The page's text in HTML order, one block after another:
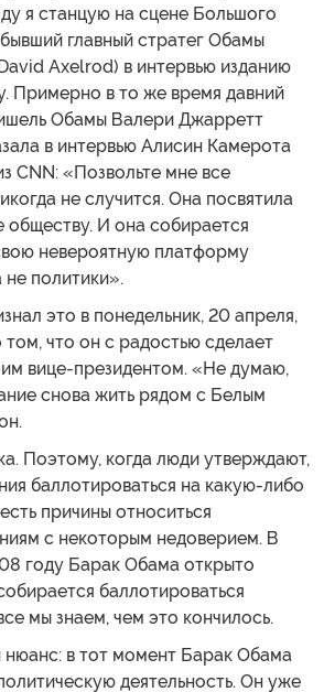
я станцую на сцене Большого
главный стратег Обамы
Axelrod) в интервью изданию
Примерно в то же время давний
Обамы Валери Джарретт
в интервью Алисин Камерота
CNN: «Позвольте мне все
не случится. Она посвятила
И она собирается
невероятную платформу
политики».
это в понедельник, 20 апреля,
том, что он с радостью сделает
вице-президентом. «Не думаю,
снова жить рядом с Белым
Поэтому, когда люди утверждают,
баллотироваться на какую-либо
причины относиться
с некоторым недоверием. В
году Барак Обама открыто
баллотироваться
мы знаем, чем это кончилось.
нюанс: в тот момент Барак Обама
деятельность. Он уже